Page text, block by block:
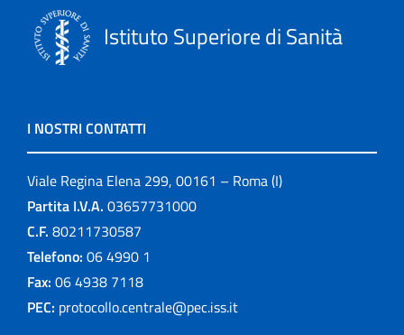
Istituto Superiore di Sanità
I NOSTRI CONTATTI
Viale Regina Elena 299, 00161 – Roma (I)
Partita I.V.A. 03657731000
C.F. 80211730587
Telefono: 06 4990 1
Fax: 06 4938 7118
PEC: protocollo.centrale@pec.iss.it